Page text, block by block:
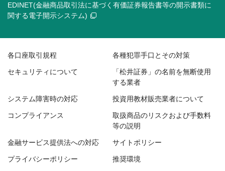
EDINET(金融商品取引法に基づく有価証券報告書等の開示書類に
関する電子開示システム)
各口座取引規程 各種犯罪手口とその対策
セキュリティについて
「松井証券」の名前を無断使用
する業者
システム障害時の対応 投資用教材販売業者について
コンプライアンス
取扱商品のリスクおよび手数料
等の説明
金融サービス提供法への対応 サイトポリシー
プライバシーポリシー 推奨環境